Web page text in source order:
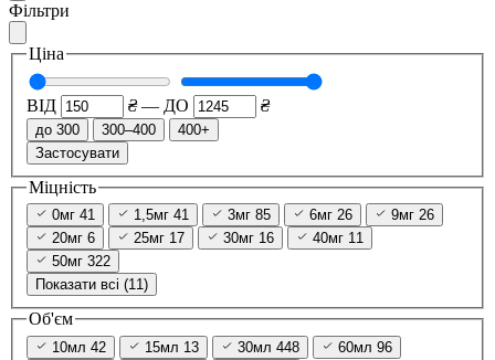
Фільтри
Ціна
ВІД ₴ — ДО ₴
до 300 300–400
400+
Застосувати
Міцність
0мг 41 1,5мг 41 3мг 85 6мг 26 9мг 26
20мг 6 25мг 17 30мг 16 40мг 11
50мг 322
Показати всі (11)
Об'єм
10мл 42 15мл 13 30мл 448 60мл 96